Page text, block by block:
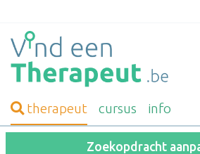
therapeut cursus info
Zoekopdracht